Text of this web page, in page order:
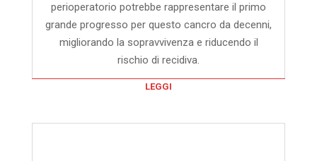
perioperatorio potrebbe rappresentare il primo
grande progresso per questo cancro da decenni,
migliorando la sopravvivenza e riducendo il
rischio di recidiva.
LEGGI